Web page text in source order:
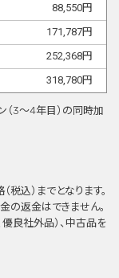
88,550円
171,787円
252,368円
318,780円
（3〜4年目）の同時加
込）までとなります。
の返金はできません。
良社外品）、中古品を